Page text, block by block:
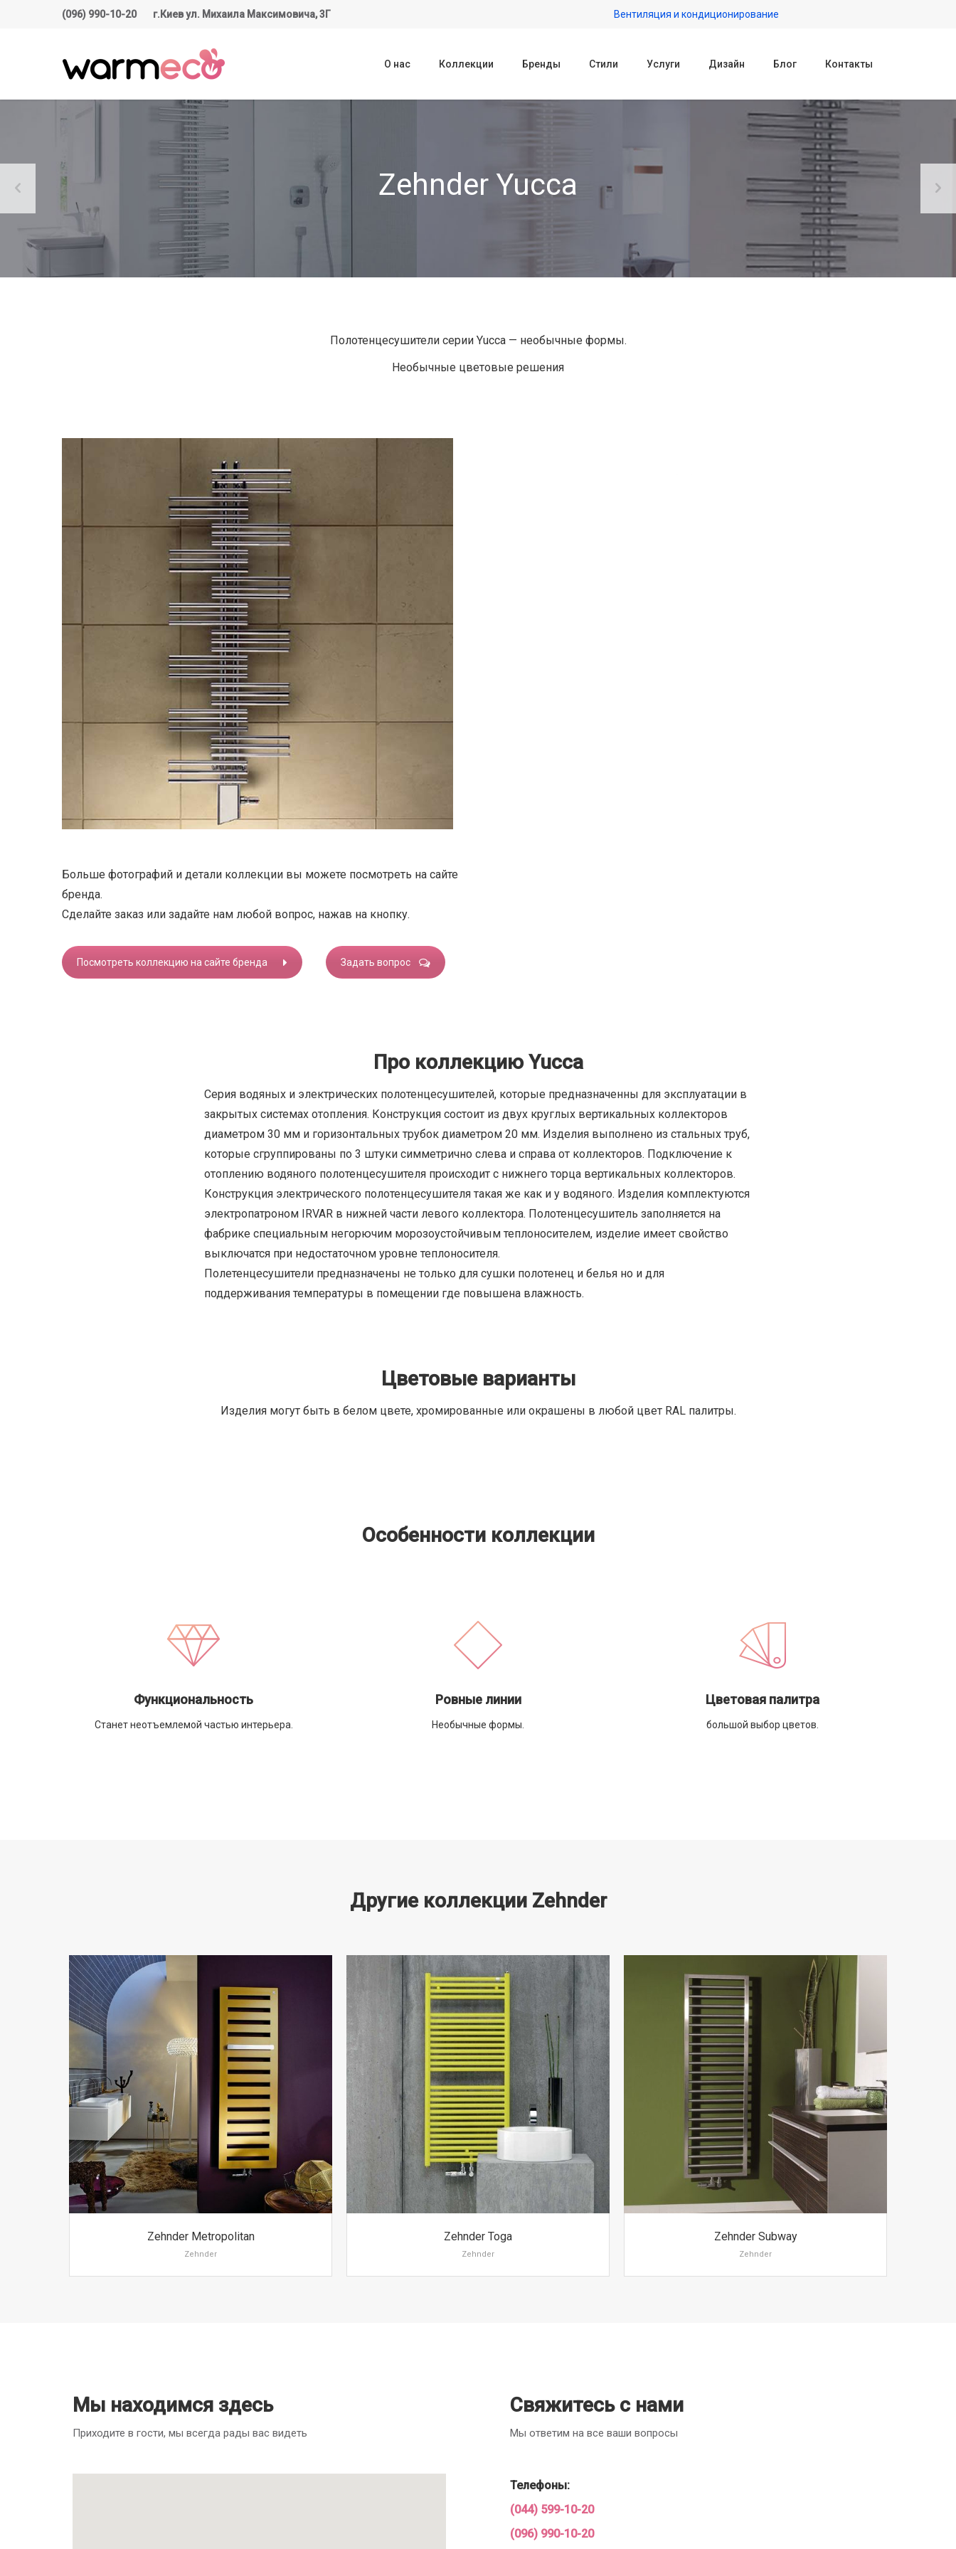
(096) 990-10-20 г.Киев ул. Михаила Максимовича, 3Г Вентиляция и кондиционирование
О нас Коллекции Бренды Стили Услуги Дизайн Блог Контакты
Zehnder Yucca
Полотенцесушители серии Yucca — необычные формы.
Необычные цветовые решения
Больше фотографий и детали коллекции вы можете посмотреть на сайте
бренда.
Cделайте заказ или задайте нам любой вопрос, нажав на кнопку.
Посмотреть коллекцию на сайте бренда Задать вопрос
Про коллекцию Yucca
Серия водяных и электрических полотенцесушителей, которые предназначенны для эксплуатации в
закрытых системах отопления. Конструкция состоит из двух круглых вертикальных коллекторов
диаметром 30 мм и горизонтальных трубок диаметром 20 мм. Изделия выполнено из стальных труб,
которые сгруппированы по 3 штуки симметрично слева и справа от коллекторов. Подключение к
отоплению водяного полотенцесушителя происходит с нижнего торца вертикальных коллекторов.
Конструкция электрического полотенцесушителя такая же как и у водяного. Изделия комплектуются
электропатроном IRVAR в нижней части левого коллектора. Полотенцесушитель заполняется на
фабрике специальным негорючим морозоустойчивым теплоносителем, изделие имеет свойство
выключатся при недостаточном уровне теплоносителя.
Полетенцесушители предназначены не только для сушки полотенец и белья но и для
поддерживания температуры в помещении где повышена влажность.
Цветовые варианты
Изделия могут быть в белом цвете, хромированные или окрашены в любой цвет RAL палитры.
Особенности коллекции
Функциональность
Станет неотъемлемой частью интерьера.
Ровные линии
Необычные формы.
Цветовая палитра
большой выбор цветов.
Другие коллекции Zehnder
Zehnder Metropolitan
Zehnder
Zehnder Toga
Zehnder
Zehnder Subway
Zehnder
Мы находимся здесь
Приходите в гости, мы всегда рады вас видеть
Свяжитесь с нами
Мы ответим на все ваши вопросы
Телефоны:
(044) 599-10-20
(096) 990-10-20